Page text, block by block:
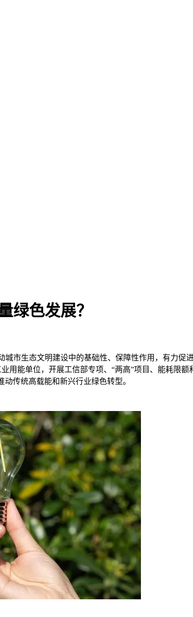
绿色发展？
市生态文明建设中的基础性、保障性作用，有力促
能单位，开展工信部专项、“两高”项目、能耗限
传统高载能和新兴行业绿色转型。